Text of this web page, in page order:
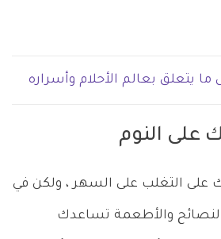
يتعلق بعالم الأحلام وأسراره
على النوم
على التغلب على السهر ، ولكن في
والأطعمة تساعدك